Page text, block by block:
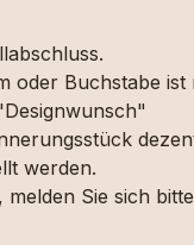
oder Buchstabe
werden.
melden Sie sich